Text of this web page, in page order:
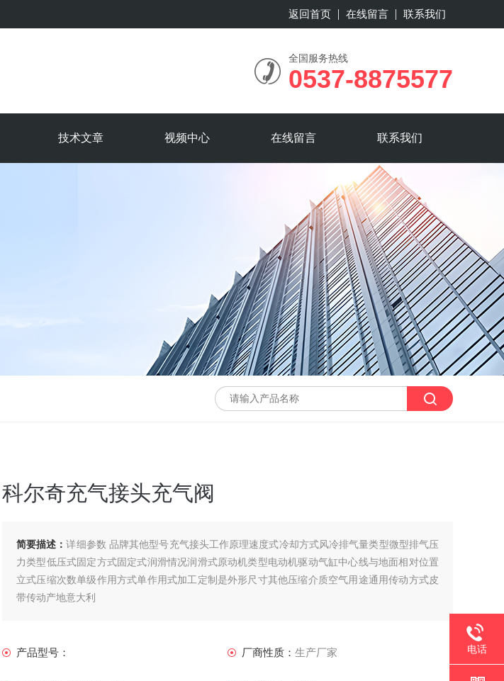
返回首页 在线留言 联系我们
全国服务热线
0537-8875577
技术文章 视频中心 在线留言 联系我们
科尔奇充气接头充气阀
简要描述：详细参数 品牌其他型号充气接头工作原理速度式冷却方式风冷排气量类型微型排气压
力类型低压式固定方式固定式润滑情况润滑式原动机类型电动机驱动气缸中心线与地面相对位置
立式压缩次数单级作用方式单作用式加工定制是外形尺寸其他压缩介质空气用途通用传动方式皮
带传动产地意大利
产品型号： 厂商性质： 生产厂家 电话